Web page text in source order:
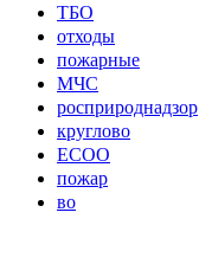
ТБО
отходы
пожарные
МЧС
росприроднадзор
круглово
ЕСОО
пожар
во